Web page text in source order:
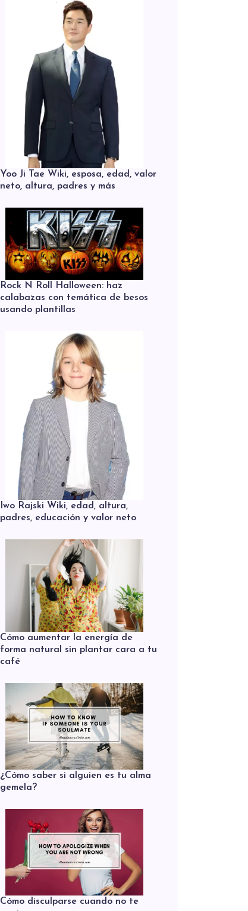
Yoo Ji Tae Wiki, esposa, edad, valor
neto, altura, padres y más
Rock N Roll Halloween: haz
calabazas con temática de besos
usando plantillas
Iwo Rajski Wiki, edad, altura,
padres, educación y valor neto
Cómo aumentar la energía de
forma natural sin plantar cara a tu
café
¿Cómo saber si alguien es tu alma
gemela?
Cómo disculparse cuando no te